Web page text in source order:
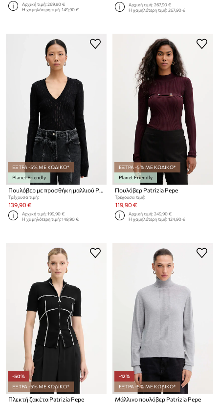
Αρχική τιμή:269,90 €
Η χαμηλότερη τιμή:149,90 €
Αρχική τιμή:267,90 €
Η χαμηλότερη τιμή:267,90 €
ΕΞΤΡΑ -5% ΜΕ ΚΩΔΙΚΟ*
Planet Friendly
Πουλόβερ με προσθήκη μαλλιού Patrizia Pepe
Τρέχουσα τιμή:
139,90 €
Αρχική τιμή:199,90 €
Η χαμηλότερη τιμή:149,90 €
ΕΞΤΡΑ -5% ΜΕ ΚΩΔΙΚΟ*
Planet Friendly
Πουλόβερ Patrizia Pepe
Τρέχουσα τιμή:
119,90 €
Αρχική τιμή:249,90 €
Η χαμηλότερη τιμή:124,90 €
-50%
ΕΞΤΡΑ -5% ΜΕ ΚΩΔΙΚΟ*
Πλεκτή ζακέτα Patrizia Pepe
-12%
ΕΞΤΡΑ -5% ΜΕ ΚΩΔΙΚΟ*
Μάλλινο πουλόβερ Patrizia Pepe